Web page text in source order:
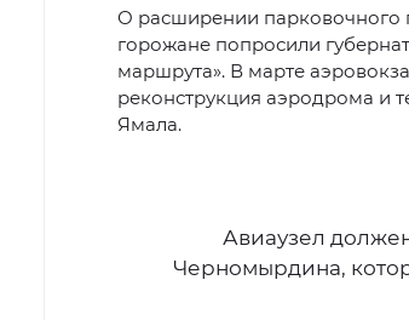
О расширении парковочного
горожане попросили
маршрута». В марте
реконструкция аэродрома и
Ямала.
Авиаузел
Черномырдина,